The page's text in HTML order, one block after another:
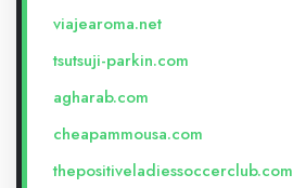
viajearoma.net
tsutsuji-parkin.com
agharab.com
cheapammousa.com
thepositiveladiessoccerclub.com